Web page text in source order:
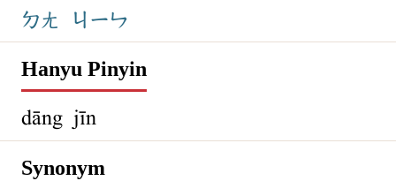
ㄉㄤ ㄐㄧㄣ
Hanyu Pinyin
dāng jīn
Synonym